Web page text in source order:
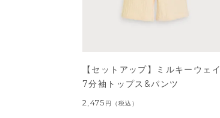
【セットアップ】ミルキーウェイ
7分袖トップス&パンツ
2,475 円 （税込）